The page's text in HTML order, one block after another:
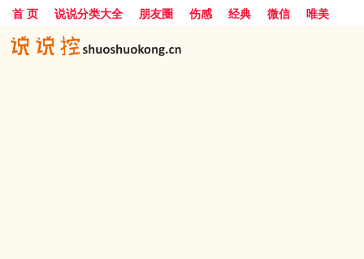
首 页 说说分类大全 朋友圈 伤感 经典 微信
唯美
励志
爱情 搞笑